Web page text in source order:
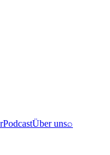
PodcastÜber uns⌕